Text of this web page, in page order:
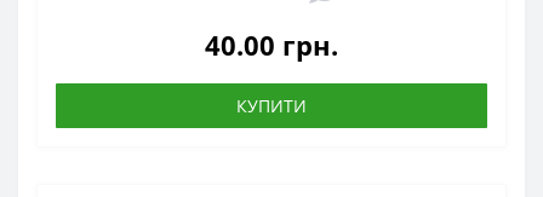
40.00 грн.
КУПИТИ